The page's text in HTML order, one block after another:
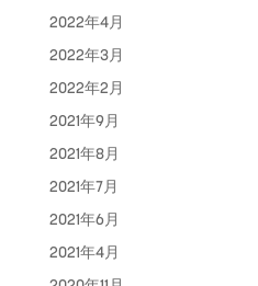
2022年4月
2022年3月
2022年2月
2021年9月
2021年8月
2021年7月
2021年6月
2021年4月